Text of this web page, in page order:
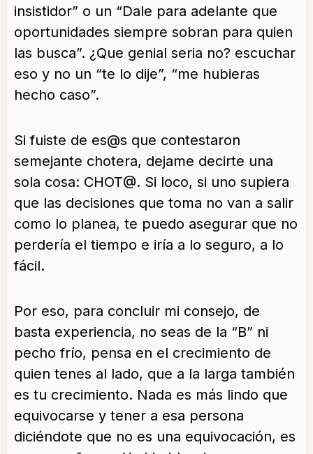
insistidor” o un “Dale para adelante que
oportunidades siempre sobran para quien
las busca”. ¿Que genial seria no? escuchar
eso y no un “te lo dije”, “me hubieras
hecho caso”.
Si fuiste de es@s que contestaron
semejante chotera, dejame decirte una
sola cosa: CHOT@. Si loco, si uno supiera
que las decisiones que toma no van a salir
como lo planea, te puedo asegurar que no
perdería el tiempo e iría a lo seguro, a lo
fácil.
Por eso, para concluir mi consejo, de
basta experiencia, no seas de la “B” ni
pecho frío, pensa en el crecimiento de
quien tenes al lado, que a la larga también
es tu crecimiento. Nada es más lindo que
equivocarse y tener a esa persona
diciéndote que no es una equivocación, es